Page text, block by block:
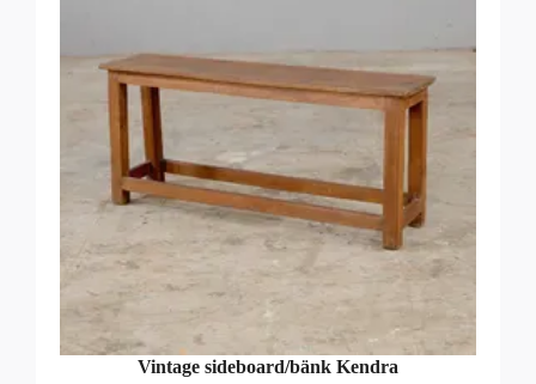
Vintage sideboard/bänk Kendra